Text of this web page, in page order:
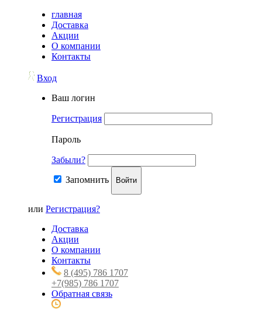
главная
Доставка
Акции
О компании
Контакты
Вход
Ваш логин
Регистрация
Пароль
Забыли?
Запомнить Войти
или Регистрация?
Доставка
Акции
О компании
Контакты
8 (495) 786 1707
+7(985) 786 1707
Обратная связь